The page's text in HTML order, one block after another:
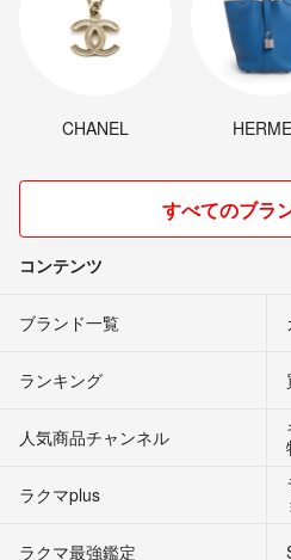
CHANEL
すべてのブラ
コンテンツ
ブランド一覧
ランキング
人気商品チャンネル
ラクマplus
ラクマ最強鑑定